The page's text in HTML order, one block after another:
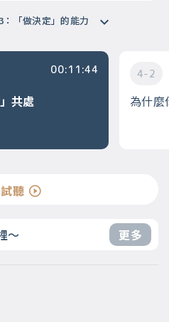
：「做決定」的能力
共處
00:11:44 4-2
為什麼
聽
～ 更多